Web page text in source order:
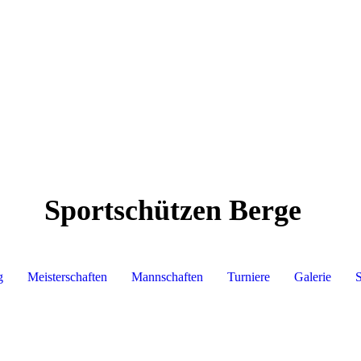
Sportschützen Berge
Meisterschaften Mannschaften Turniere Galerie